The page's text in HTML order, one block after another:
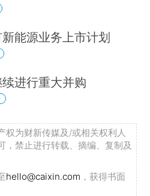
能源业务上市计划
进行重大并购
权为财新传媒及/或相关权利人
，禁止进行转载、摘编、复制及
hello@caixin.com ，获得书面